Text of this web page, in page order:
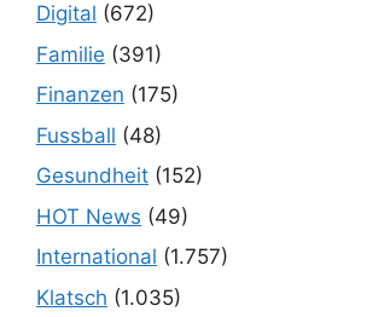
Digital (672)
Familie (391)
Finanzen (175)
Fussball (48)
Gesundheit (152)
HOT News (49)
International (1.757)
Klatsch (1.035)